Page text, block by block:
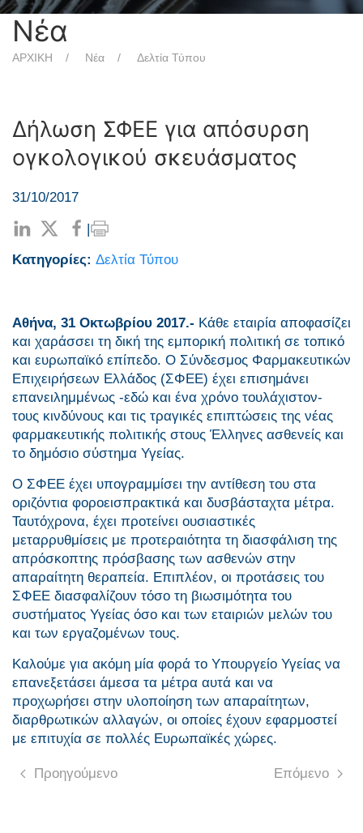
Νέα
ΑΡΧΙΚΗ Νέα Δελτία Τύπου
Δήλωση ΣΦΕΕ για απόσυρση
ογκολογικού σκευάσματος
31/10/2017
|
Κατηγορίες: Δελτία Τύπου
Αθήνα, 31 Οκτωβρίου 2017.- Κάθε εταιρία αποφασίζει
και χαράσσει τη δική της εμπορική πολιτική σε τοπικό
και ευρωπαϊκό επίπεδο. Ο Σύνδεσμος Φαρμακευτικών
Επιχειρήσεων Ελλάδος (ΣΦΕΕ) έχει επισημάνει
επανειλημμένως -εδώ και ένα χρόνο τουλάχιστον-
τους κινδύνους και τις τραγικές επιπτώσεις της νέας
φαρμακευτικής πολιτικής στους Έλληνες ασθενείς και
το δημόσιο σύστημα Υγείας.
Ο ΣΦΕΕ έχει υπογραμμίσει την αντίθεση του στα
οριζόντια φοροεισπρακτικά και δυσβάσταχτα μέτρα.
Ταυτόχρονα, έχει προτείνει ουσιαστικές
μεταρρυθμίσεις με προτεραιότητα τη διασφάλιση της
απρόσκοπτης πρόσβασης των ασθενών στην
απαραίτητη θεραπεία. Επιπλέον, οι προτάσεις του
ΣΦΕΕ διασφαλίζουν τόσο τη βιωσιμότητα του
συστήματος Υγείας όσο και των εταιριών μελών του
και των εργαζομένων τους.
Καλούμε για ακόμη μία φορά το Υπουργείο Υγείας να
επανεξετάσει άμεσα τα μέτρα αυτά και να
προχωρήσει στην υλοποίηση των απαραίτητων,
διαρθρωτικών αλλαγών, οι οποίες έχουν εφαρμοστεί
με επιτυχία σε πολλές Ευρωπαϊκές χώρες.
Προηγούμενο Επόμενο